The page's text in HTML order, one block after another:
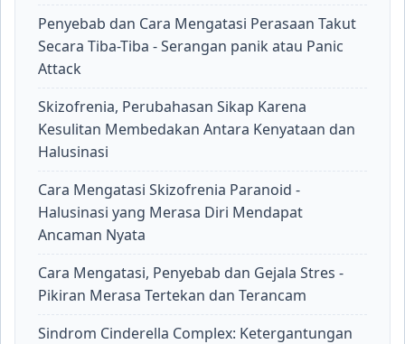
Penyebab dan Cara Mengatasi Perasaan Takut
Secara Tiba-Tiba - Serangan panik atau Panic
Attack
Skizofrenia, Perubahasan Sikap Karena
Kesulitan Membedakan Antara Kenyataan dan
Halusinasi
Cara Mengatasi Skizofrenia Paranoid -
Halusinasi yang Merasa Diri Mendapat
Ancaman Nyata
Cara Mengatasi, Penyebab dan Gejala Stres -
Pikiran Merasa Tertekan dan Terancam
Sindrom Cinderella Complex: Ketergantungan